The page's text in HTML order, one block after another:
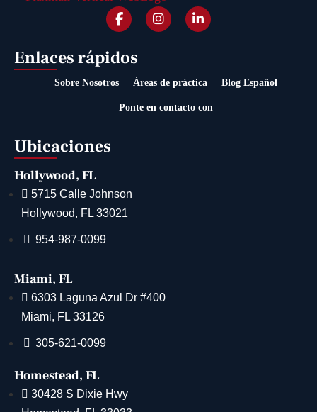
Enlaces rápidos
Sobre Nosotros Áreas de práctica Blog Español
Ponte en contacto con
Ubicaciones
Hollywood, FL
5715 Calle Johnson
Hollywood, FL 33021
954-987-0099
Miami, FL
6303 Laguna Azul Dr #400
Miami, FL 33126
305-621-0099
Homestead, FL
30428 S Dixie Hwy